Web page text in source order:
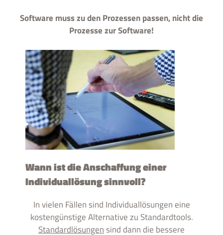
Software muss zu den Prozessen passen, nicht die
Prozesse zur Software!
Wann ist die Anschaffung einer
Individuallösung sinnvoll?
In vielen Fällen sind Individuallösungen eine
kostengünstige Alternative zu Standardtools.
Standardlösungensind dann die bessere